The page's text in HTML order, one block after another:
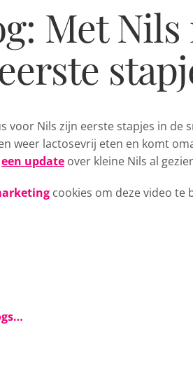
Met
voor Nils zijn eerste stapjes in de
weer lactosevrij eten en komt
een update over kleine Nils al
cookies om deze video te